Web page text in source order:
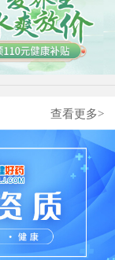
查看更多>